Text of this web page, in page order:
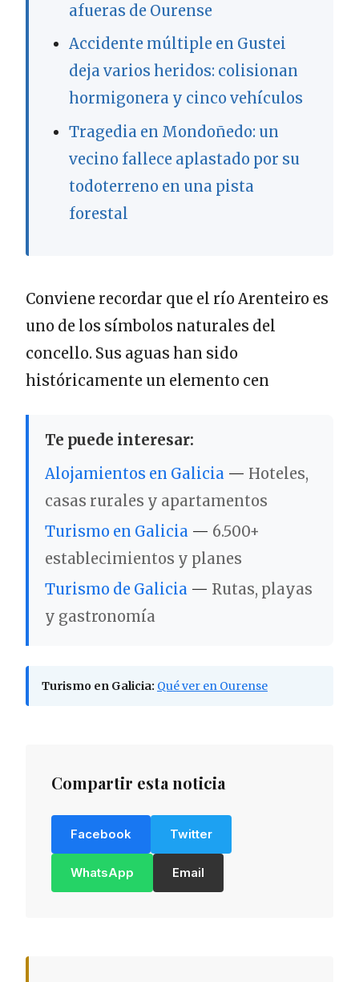
afueras de Ourense
Accidente múltiple en Gustei
deja varios heridos: colisionan
hormigonera y cinco vehículos
Tragedia en Mondoñedo: un
vecino fallece aplastado por su
todoterreno en una pista
forestal
Conviene recordar que el río Arenteiro es
uno de los símbolos naturales del
concello. Sus aguas han sido
históricamente un elemento cen
Te puede interesar:
Alojamientos en Galicia — Hoteles,
casas rurales y apartamentos
Turismo en Galicia — 6.500+
establecimientos y planes
Turismo de Galicia — Rutas, playas
y gastronomía
Turismo en Galicia: Qué ver en Ourense
Compartir esta noticia
Facebook Twitter
WhatsApp Email